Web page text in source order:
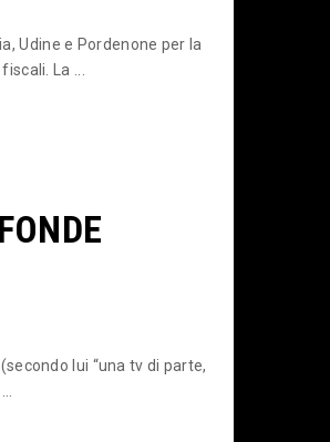
Udine e Pordenone per la
La ...
lui “una tv di parte,